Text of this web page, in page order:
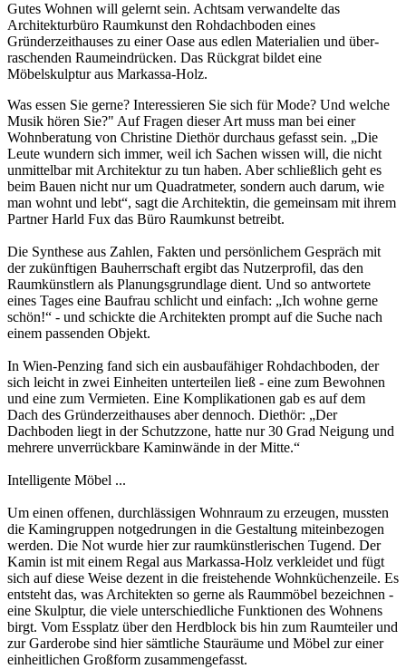
Gutes Wohnen will gelernt sein. Achtsam verwandelte das
Architekturbüro Raumkunst den Rohdachboden eines
Gründerzeithauses zu einer Oase aus edlen Materialien und über-
raschenden Raumeindrücken. Das Rückgrat bildet eine
Möbelskulptur aus Markassa-Holz.
Was essen Sie gerne? Interessieren Sie sich für Mode? Und welche
Musik hören Sie?" Auf Fragen dieser Art muss man bei einer
Wohnberatung von Christine Diethör durchaus gefasst sein. „Die
Leute wundern sich immer, weil ich Sachen wissen will, die nicht
unmittelbar mit Architektur zu tun haben. Aber schließlich geht es
beim Bauen nicht nur um Quadratmeter, sondern auch darum, wie
man wohnt und lebt“, sagt die Architektin, die gemeinsam mit ihrem
Partner Harld Fux das Büro Raumkunst betreibt.
Die Synthese aus Zahlen, Fakten und persönlichem Gespräch mit
der zukünftigen Bauherrschaft ergibt das Nutzerprofil, das den
Raumkünstlern als Planungsgrundlage dient. Und so antwortete
eines Tages eine Baufrau schlicht und einfach: „Ich wohne gerne
schön!“ - und schickte die Architekten prompt auf die Suche nach
einem passenden Objekt.
In Wien-Penzing fand sich ein ausbaufähiger Rohdachboden, der
sich leicht in zwei Einheiten unterteilen ließ - eine zum Bewohnen
und eine zum Vermieten. Eine Komplikationen gab es auf dem
Dach des Gründerzeithauses aber dennoch. Diethör: „Der
Dachboden liegt in der Schutzzone, hatte nur 30 Grad Neigung und
mehrere unverrückbare Kaminwände in der Mitte.“
Intelligente Möbel ...
Um einen offenen, durchlässigen Wohnraum zu erzeugen, mussten
die Kamingruppen notgedrungen in die Gestaltung miteinbezogen
werden. Die Not wurde hier zur raumkünstlerischen Tugend. Der
Kamin ist mit einem Regal aus Markassa-Holz verkleidet und fügt
sich auf diese Weise dezent in die freistehende Wohnküchenzeile. Es
entsteht das, was Architekten so gerne als Raummöbel bezeichnen -
eine Skulptur, die viele unterschiedliche Funktionen des Wohnens
birgt. Vom Essplatz über den Herdblock bis hin zum Raumteiler und
zur Garderobe sind hier sämtliche Stauräume und Möbel zur einer
einheitlichen Großform zusammengefasst.